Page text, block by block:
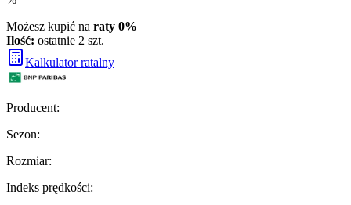
Możesz kupić na raty 0%
Ilość: ostatnie 2 szt.
Kalkulator ratalny
Producent:
Sezon:
Rozmiar:
Indeks prędkości: